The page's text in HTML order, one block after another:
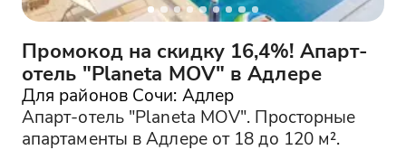
Промокод на скидку 16,4%! Апарт-
отель "Planeta MOV" в Адлере
Для районов Сочи: Адлер
Апарт-отель "Planeta MOV". Просторные
апартаменты в Адлере от 18 до 120 м².